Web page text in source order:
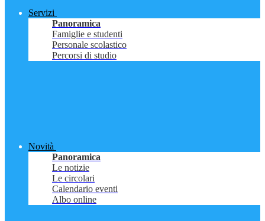
Servizi
Panoramica
Famiglie e studenti
Personale scolastico
Percorsi di studio
Novità
Panoramica
Le notizie
Le circolari
Calendario eventi
Albo online